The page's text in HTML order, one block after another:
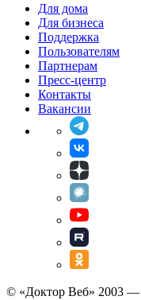
Для дома
Для бизнеса
Поддержка
Пользователям
Партнерам
Пресс-центр
Контакты
Вакансии
© «Доктор Веб» 2003 —